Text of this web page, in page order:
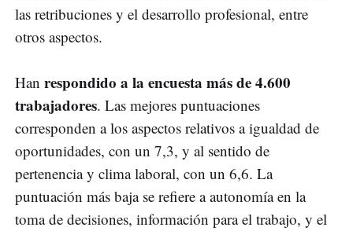
las retribuciones y el desarrollo profesional, entre
otros aspectos.
Han respondido a la encuesta más de 4.600
trabajadores. Las mejores puntuaciones
corresponden a los aspectos relativos a igualdad de
oportunidades, con un 7,3, y al sentido de
pertenencia y clima laboral, con un 6,6. La
puntuación más baja se refiere a autonomía en la
toma de decisiones, información para el trabajo, y el